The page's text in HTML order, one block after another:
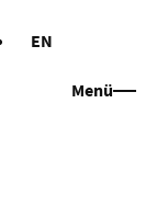
EN
Menü